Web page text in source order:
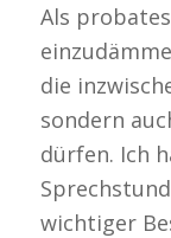
Als
die
sondern
dürfen. Ich
wichtiger